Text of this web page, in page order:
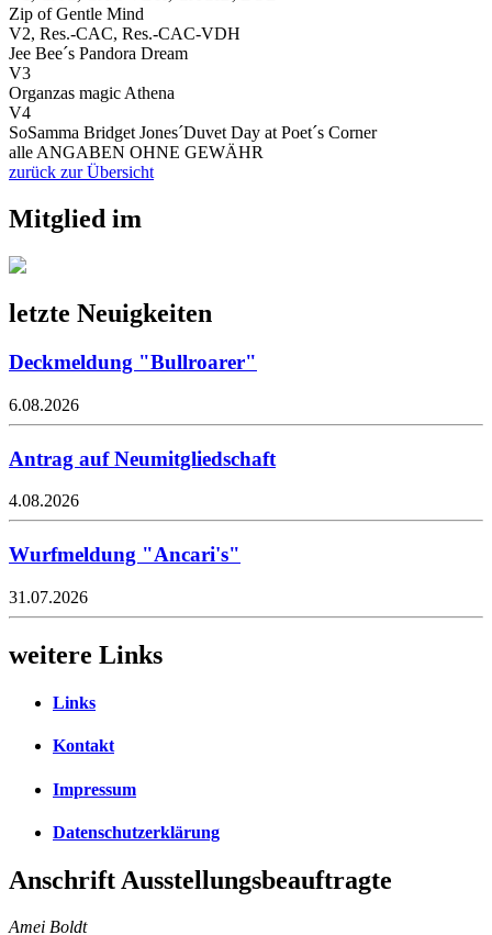
Zip of Gentle Mind
V2, Res.-CAC, Res.-CAC-VDH
Jee Bee´s Pandora Dream
V3
Organzas magic Athena
V4
SoSamma Bridget Jones´Duvet Day at Poet´s Corner
alle ANGABEN OHNE GEWÄHR
zurück zur Übersicht
Mitglied im
letzte Neuigkeiten
Deckmeldung "Bullroarer"
6.08.2026
Antrag auf Neumitgliedschaft
4.08.2026
Wurfmeldung "Ancari's"
31.07.2026
weitere Links
Links
Kontakt
Impressum
Datenschutzerklärung
Anschrift Ausstellungsbeauftragte
Amei Boldt